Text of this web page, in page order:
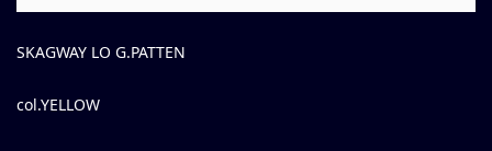
SKAGWAY LO G.PATTEN
col.YELLOW